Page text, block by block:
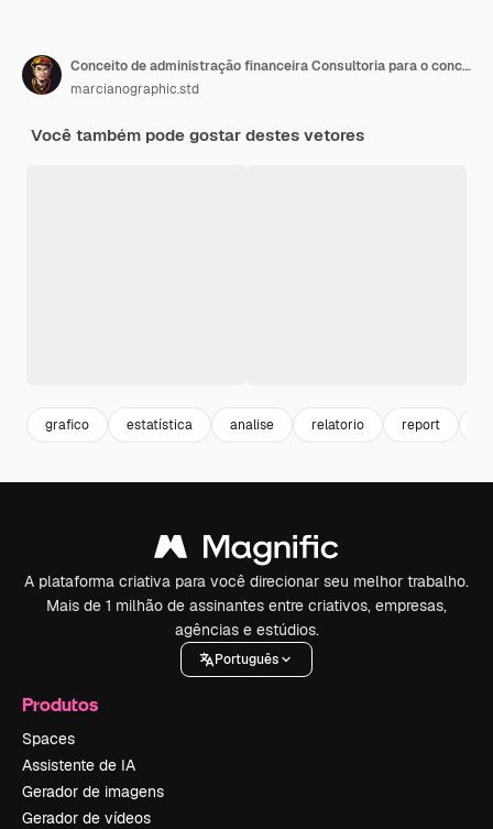
Conceito de administração financeira Consultoria para o conceito de análise de desempenho da empresa
marcianographic.std
Você também pode gostar destes vetores
grafico estatística analise relatorio report
A plataforma criativa para você direcionar seu melhor trabalho.
Mais de 1 milhão de assinantes entre criativos, empresas,
agências e estúdios.
Português
Produtos
Spaces
Assistente de IA
Gerador de imagens
Gerador de vídeos